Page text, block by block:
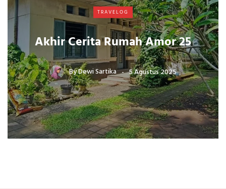
TRAVELOG
Akhir Cerita Rumah Amor 25
ByDewi Sartika 5 Agustus 2025